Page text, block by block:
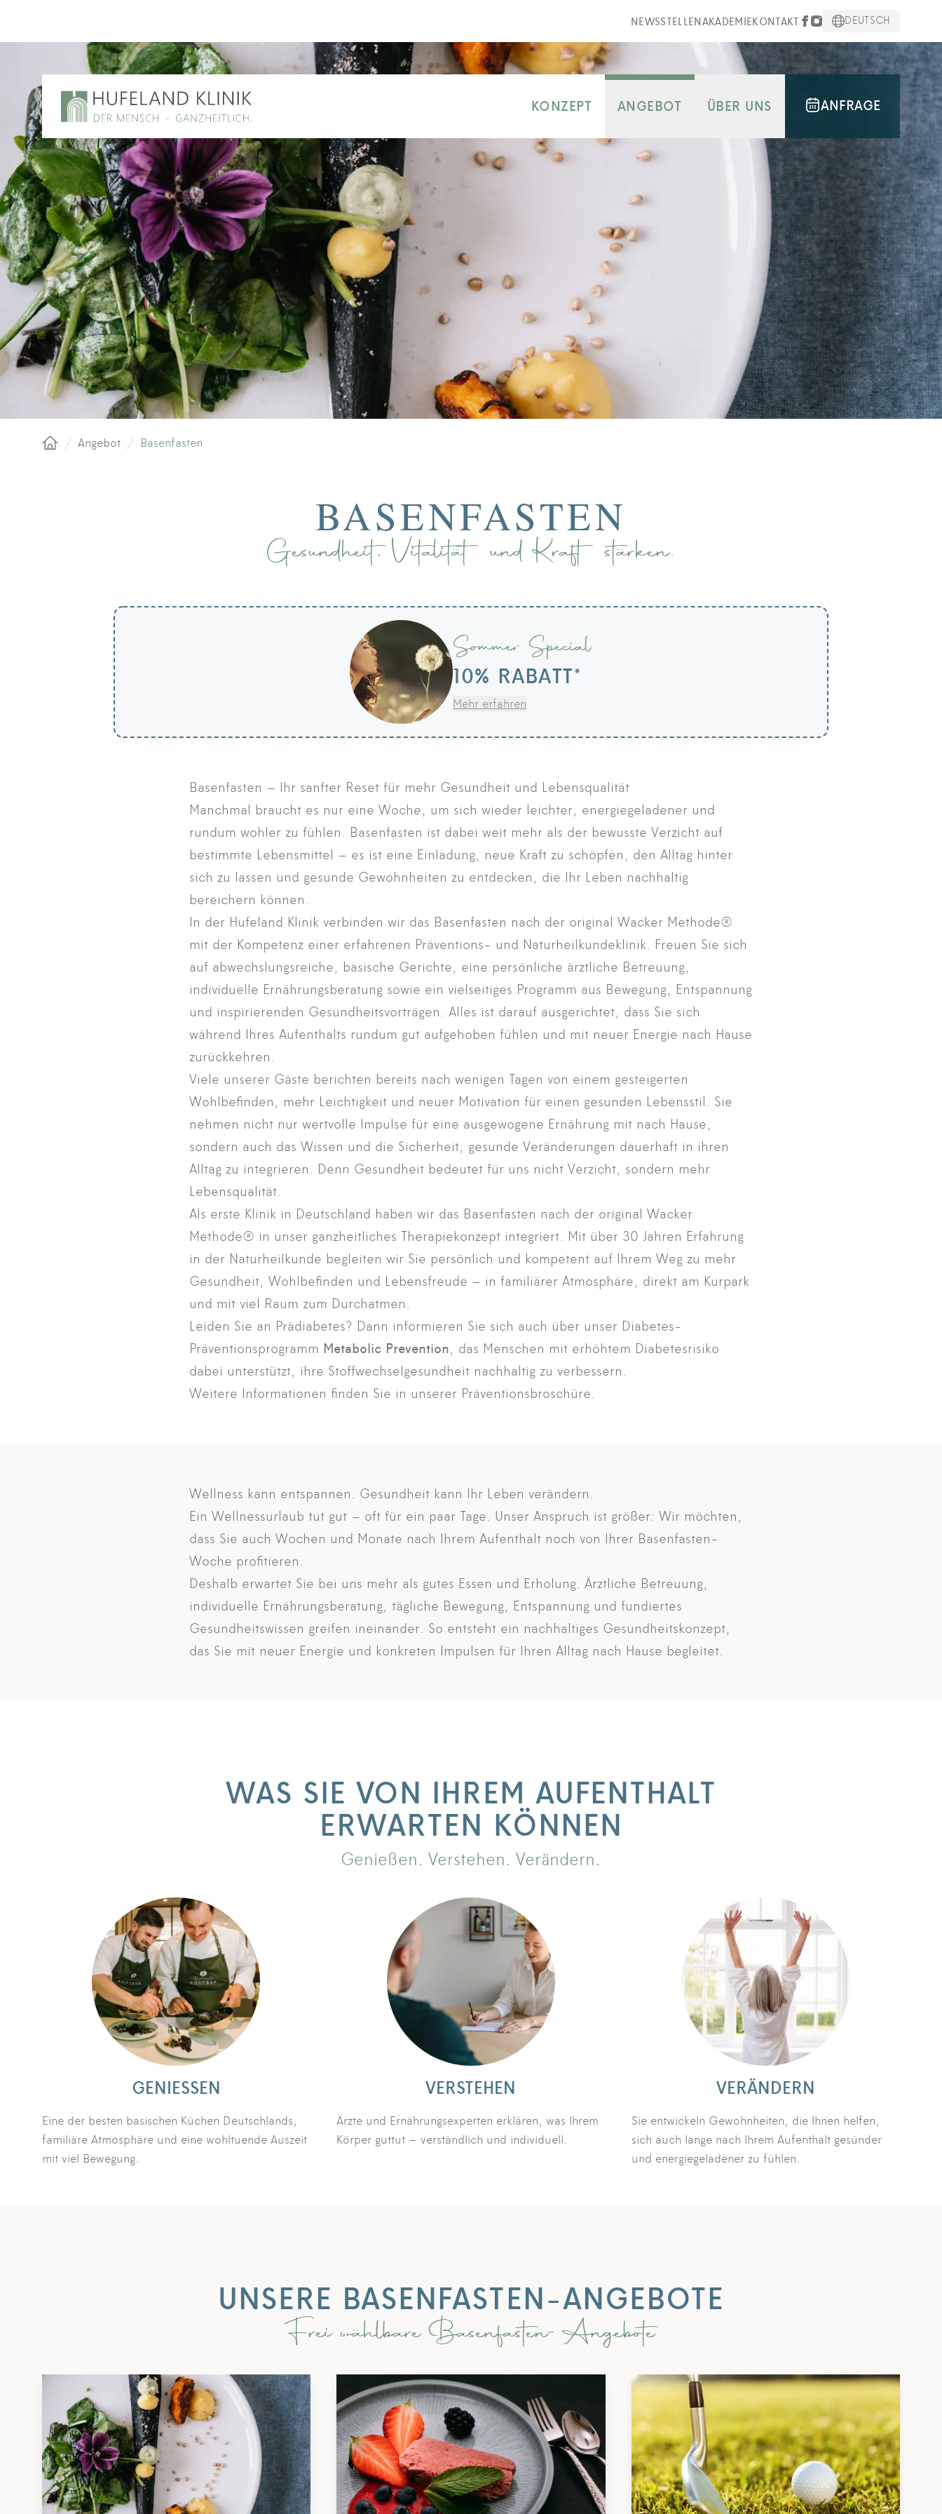
NEWSSTELLENAKADEMIEKONTAKT DEUTSCH
KONZEPT ANGEBOT ÜBER UNS ANFRAGE
Startseite
/ Angebot / Basenfasten
BASENFASTEN
Gesundheit, Vitalität und Kraft stärken.
Sommer Special
10% RABATT*
Mehr erfahren
Basenfasten – Ihr sanfter Reset für mehr Gesundheit und Lebensqualität
Manchmal braucht es nur eine Woche, um sich wieder leichter, energiegeladener und
rundum wohler zu fühlen. Basenfasten ist dabei weit mehr als der bewusste Verzicht auf
bestimmte Lebensmittel – es ist eine Einladung, neue Kraft zu schöpfen, den Alltag hinter
sich zu lassen und gesunde Gewohnheiten zu entdecken, die Ihr Leben nachhaltig
bereichern können.
In der Hufeland Klinik verbinden wir das Basenfasten nach der original Wacker Methode®
mit der Kompetenz einer erfahrenen Präventions- und Naturheilkundeklinik. Freuen Sie sich
auf abwechslungsreiche, basische Gerichte, eine persönliche ärztliche Betreuung,
individuelle Ernährungsberatung sowie ein vielseitiges Programm aus Bewegung, Entspannung
und inspirierenden Gesundheitsvorträgen. Alles ist darauf ausgerichtet, dass Sie sich
während Ihres Aufenthalts rundum gut aufgehoben fühlen und mit neuer Energie nach Hause
zurückkehren.
Viele unserer Gäste berichten bereits nach wenigen Tagen von einem gesteigerten
Wohlbefinden, mehr Leichtigkeit und neuer Motivation für einen gesunden Lebensstil. Sie
nehmen nicht nur wertvolle Impulse für eine ausgewogene Ernährung mit nach Hause,
sondern auch das Wissen und die Sicherheit, gesunde Veränderungen dauerhaft in ihren
Alltag zu integrieren. Denn Gesundheit bedeutet für uns nicht Verzicht, sondern mehr
Lebensqualität.
Als erste Klinik in Deutschland haben wir das Basenfasten nach der original Wacker
Methode® in unser ganzheitliches Therapiekonzept integriert. Mit über 30 Jahren Erfahrung
in der Naturheilkunde begleiten wir Sie persönlich und kompetent auf Ihrem Weg zu mehr
Gesundheit, Wohlbefinden und Lebensfreude – in familiärer Atmosphäre, direkt am Kurpark
und mit viel Raum zum Durchatmen.
Leiden Sie an Prädiabetes? Dann informieren Sie sich auch über unser Diabetes-
Präventionsprogramm Metabolic Prevention, das Menschen mit erhöhtem Diabetesrisiko
dabei unterstützt, ihre Stoffwechselgesundheit nachhaltig zu verbessern.
Weitere Informationen finden Sie in unserer Präventionsbroschüre.
Wellness kann entspannen. Gesundheit kann Ihr Leben verändern.
Ein Wellnessurlaub tut gut – oft für ein paar Tage. Unser Anspruch ist größer: Wir möchten,
dass Sie auch Wochen und Monate nach Ihrem Aufenthalt noch von Ihrer Basenfasten-
Woche profitieren.
Deshalb erwartet Sie bei uns mehr als gutes Essen und Erholung. Ärztliche Betreuung,
individuelle Ernährungsberatung, tägliche Bewegung, Entspannung und fundiertes
Gesundheitswissen greifen ineinander. So entsteht ein nachhaltiges Gesundheitskonzept,
das Sie mit neuer Energie und konkreten Impulsen für Ihren Alltag nach Hause begleitet.
WAS SIE VON IHREM AUFENTHALT
ERWARTEN KÖNNEN
Genießen. Verstehen. Verändern.
GENIESSEN
Eine der besten basischen Küchen Deutschlands,
familiäre Atmosphäre und eine wohltuende Auszeit
mit viel Bewegung.
VERSTEHEN
Ärzte und Ernährungsexperten erklären, was Ihrem
Körper guttut – verständlich und individuell.
VERÄNDERN
Sie entwickeln Gewohnheiten, die Ihnen helfen,
sich auch lange nach Ihrem Aufenthalt gesünder
und energiegeladener zu fühlen.
UNSERE BASENFASTEN-ANGEBOTE
Frei wählbare Basenfasten-Angebote